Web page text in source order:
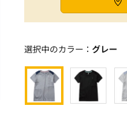
選択中のカラー： グレー